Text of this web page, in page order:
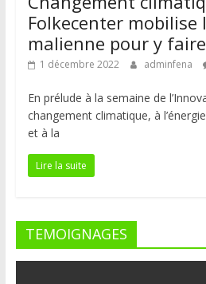
Folkecenter mobilise
malienne pour y
1 décembre 2022 adminfena
En prélude à la semaine de
changement climatique, à
et à la
Lire la suite
TEMOIGNAGES